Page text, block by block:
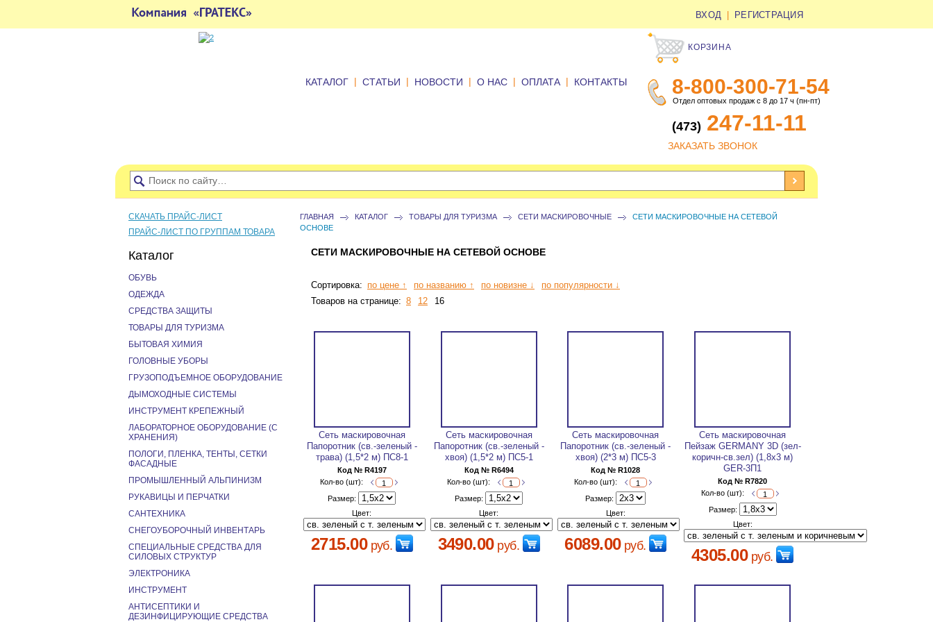
ВХОД РЕГИСТРАЦИЯ
КОРЗИНА
8-800-300-71-54
Отдел оптовых продаж с 8 до 17 ч (пн-пт)
(473) 247-11-11
ЗАКАЗАТЬ ЗВОНОК
КАТАЛОГ | СТАТЬИ | НОВОСТИ | О НАС | ОПЛАТА | КОНТАКТЫ
ГЛАВНАЯ КАТАЛОГ ТОВАРЫ ДЛЯ ТУРИЗМА СЕТИ МАСКИРОВОЧНЫЕ
СЕТИ МАСКИРОВОЧНЫЕ НА СЕТЕВОЙ
ОСНОВЕ
СЕТИ МАСКИРОВОЧНЫЕ НА СЕТЕВОЙ ОСНОВЕ
Сортировка: по цене ↑ по названию ↑ по новизне ↓
по популярности ↓
Товаров на странице: 8 12 16
Сеть маскировочная
Папоротник (св.-зеленый -
трава) (1,5*2 м) ПС8-1
Код № R4197
Кол-во (шт):
Размер:
Цвет:
2715.00руб.
Сеть маскировочная
Папоротник (св.-зеленый -
хвоя) (1,5*2 м) ПС5-1
Код № R6494
Кол-во (шт):
Размер:
Цвет:
3490.00руб.
Сеть маскировочная
Папоротник (св.-зеленый -
хвоя) (2*3 м) ПС5-3
Код № R1028
Кол-во (шт):
Размер:
Цвет:
6089.00руб.
Сеть маскировочная
Пейзаж GERMANY 3D (зел-
коричн-св.зел) (1,8х3 м)
GER-3П1
Код № R7820
Кол-во (шт):
Размер:
Цвет:
4305.00руб.
СКАЧАТЬ ПРАЙС-ЛИСТ
ПРАЙС-ЛИСТ ПО ГРУППАМ ТОВАРА
Каталог
ОБУВЬ
ОДЕЖДА
СРЕДСТВА ЗАЩИТЫ
ТОВАРЫ ДЛЯ ТУРИЗМА
БЫТОВАЯ ХИМИЯ
ГОЛОВНЫЕ УБОРЫ
ГРУЗОПОДЪЕМНОЕ ОБОРУДОВАНИЕ
ДЫМОХОДНЫЕ СИСТЕМЫ
ИНСТРУМЕНТ КРЕПЕЖНЫЙ
ЛАБОРАТОРНОЕ ОБОРУДОВАНИЕ (С
ХРАНЕНИЯ)
ПОЛОГИ, ПЛЕНКА, ТЕНТЫ, СЕТКИ
ФАСАДНЫЕ
ПРОМЫШЛЕННЫЙ АЛЬПИНИЗМ
РУКАВИЦЫ И ПЕРЧАТКИ
САНТЕХНИКА
СНЕГОУБОРОЧНЫЙ ИНВЕНТАРЬ
СПЕЦИАЛЬНЫЕ СРЕДСТВА ДЛЯ
СИЛОВЫХ СТРУКТУР
ЭЛЕКТРОНИКА
ИНСТРУМЕНТ
АНТИСЕПТИКИ И
ДЕЗИНФИЦИРУЮЩИЕ СРЕДСТВА